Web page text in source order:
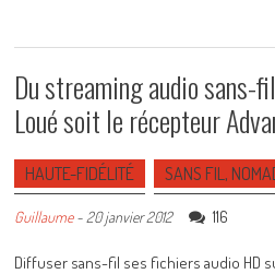
Du streaming audio sans-
Loué soit le récepteur
HAUTE-FIDÉLITÉ SANS FIL,
Guillaume- 20 janvier 2012 116
Diffuser sans-fil ses fichiers audio HD